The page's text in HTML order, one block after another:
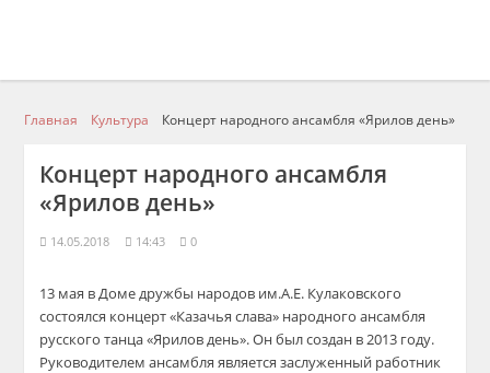
Главная Культура Концерт народного ансамбля «Ярилов день»
Концерт народного ансамбля
«Ярилов день»
14.05.2018 14:43 0
13 мая в Доме дружбы народов им.А.Е. Кулаковского
состоялся концерт «Казачья слава» народного ансамбля
русского танца «Ярилов день». Он был создан в 2013 году.
Руководителем ансамбля является заслуженный работник